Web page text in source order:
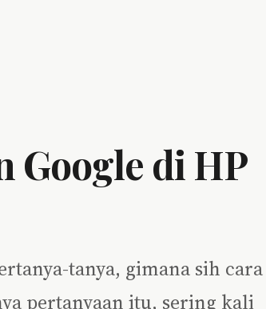
Google di HP
tanya, gimana sih cara
pertanyaan itu, sering kali